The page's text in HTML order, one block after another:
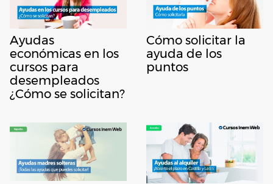
Ayudas
económicas en los
cursos para
desempleados
¿Cómo se solicitan?
Cómo solicitar la
ayuda de los
puntos